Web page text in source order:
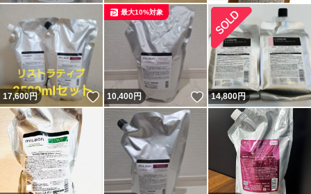
17,600円 いいね！
10,400円 いいね！
最大10%対象
14,800円